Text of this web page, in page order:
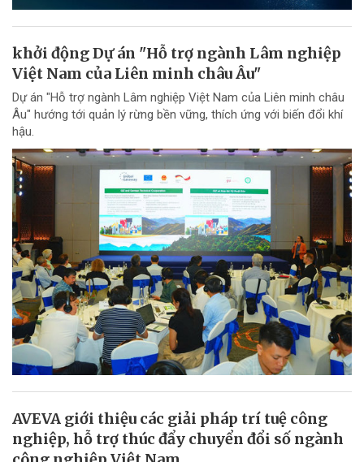
khởi động Dự án "Hỗ trợ ngành Lâm nghiệp
Việt Nam của Liên minh châu Âu"
Dự án "Hỗ trợ ngành Lâm nghiệp Việt Nam của Liên minh châu
Âu" hướng tới quản lý rừng bền vững, thích ứng với biến đổi khí
hậu.
AVEVA giới thiệu các giải pháp trí tuệ công
nghiệp, hỗ trợ thúc đẩy chuyển đổi số ngành